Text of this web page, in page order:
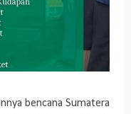
bencana Sumatera